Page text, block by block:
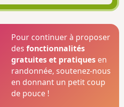
Pour continuer à proposer
desfonctionnalités
gratuites et pratiques en
randonnée, soutenez-nous
en donnant un petit coup
de pouce !